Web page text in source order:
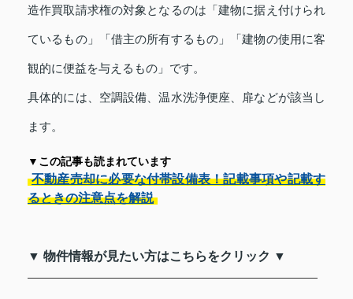
造作買取請求権の対象となるのは「建物に据え付けられ
ているもの」「借主の所有するもの」「建物の使用に客
観的に便益を与えるもの」です。
具体的には、空調設備、温水洗浄便座、扉などが該当し
ます。
▼この記事も読まれています
不動産売却に必要な付帯設備表！記載事項や記載す
るときの注意点を解説
▼ 物件情報が見たい方はこちらをクリック ▼